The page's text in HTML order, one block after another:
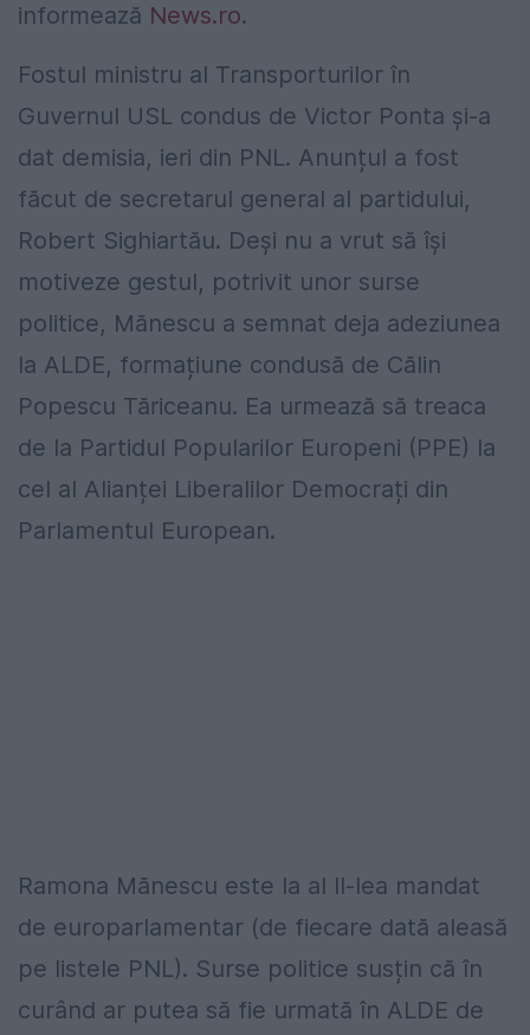
informează News.ro.
Fostul ministru al Transporturilor în
Guvernul USL condus de Victor Ponta și-a
dat demisia, ieri din PNL. Anunțul a fost
făcut de secretarul general al partidului,
Robert Sighiartău. Deși nu a vrut să își
motiveze gestul, potrivit unor surse
politice, Mănescu a semnat deja adeziunea
la ALDE, formațiune condusă de Călin
Popescu Tăriceanu. Ea urmează să treaca
de la Partidul Popularilor Europeni (PPE) la
cel al Alianței Liberalilor Democrați din
Parlamentul European.
Ramona Mănescu este la al II-lea mandat
de europarlamentar (de fiecare dată aleasă
pe listele PNL). Surse politice susțin că în
curând ar putea să fie urmată în ALDE de